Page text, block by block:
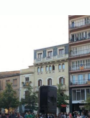
del
projecte
de
carretera
Illes-
Sant